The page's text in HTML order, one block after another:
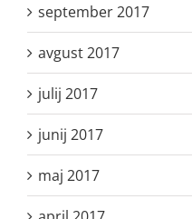
september 2017
avgust 2017
julij 2017
junij 2017
maj 2017